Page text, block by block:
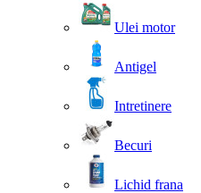
Ulei motor
Antigel
Intretinere
Becuri
Lichid frana